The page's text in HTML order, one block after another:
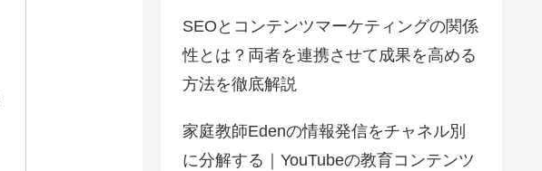
SEOとコンテンツマーケティングの関係
性とは？両者を連携させて成果を高める
方法を徹底解説
家庭教師Edenの情報発信をチャネル別
に分解する｜YouTubeの教育コンテンツ